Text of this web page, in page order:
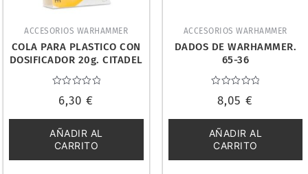
ACCESORIOS WARHAMMER
COLA PARA PLASTICO CON
DOSIFICADOR 20g. CITADEL
66-53-99
con
de
5
6,30€
AÑADIR AL
CARRITO
ACCESORIOS WARHAMMER
DADOS DE WARHAMMER.
65-36
con
de
5
8,05€
AÑADIR AL
CARRITO